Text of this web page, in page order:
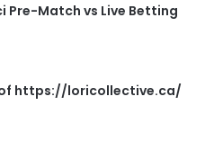
Pre-Match vs Live Betting
https://loricollective.ca/